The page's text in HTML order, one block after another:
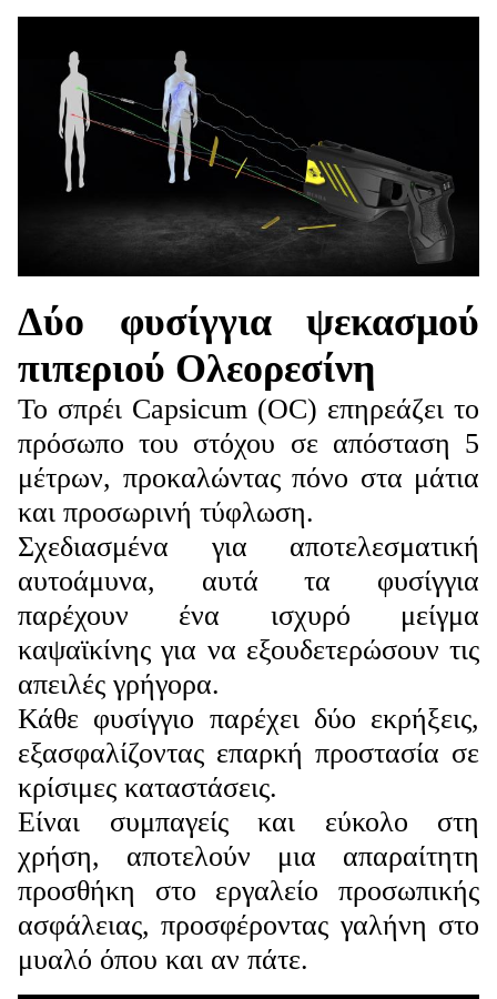
Δύο φυσίγγια ψεκασμού
πιπεριού Ολεορεσίνη
Το σπρέι Capsicum (OC) επηρεάζει το
πρόσωπο του στόχου σε απόσταση 5
μέτρων, προκαλώντας πόνο στα μάτια
και προσωρινή τύφλωση.
Σχεδιασμένα για αποτελεσματική
αυτοάμυνα, αυτά τα φυσίγγια
παρέχουν ένα ισχυρό μείγμα
καψαϊκίνης για να εξουδετερώσουν τις
απειλές γρήγορα.
Κάθε φυσίγγιο παρέχει δύο εκρήξεις,
εξασφαλίζοντας επαρκή προστασία σε
κρίσιμες καταστάσεις.
Είναι συμπαγείς και εύκολο στη
χρήση, αποτελούν μια απαραίτητη
προσθήκη στο εργαλείο προσωπικής
ασφάλειας, προσφέροντας γαλήνη στο
μυαλό όπου και αν πάτε.